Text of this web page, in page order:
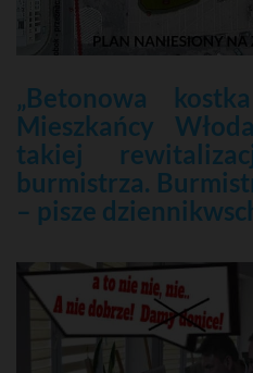
„Betonowa
Mieszkańcy
takiej
burmistrza.
– pisze